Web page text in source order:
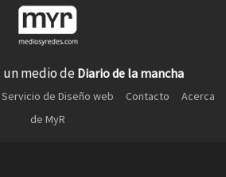
un medio de Diario de la mancha
Servicio de Diseño web Contacto
Acerca
de MyR